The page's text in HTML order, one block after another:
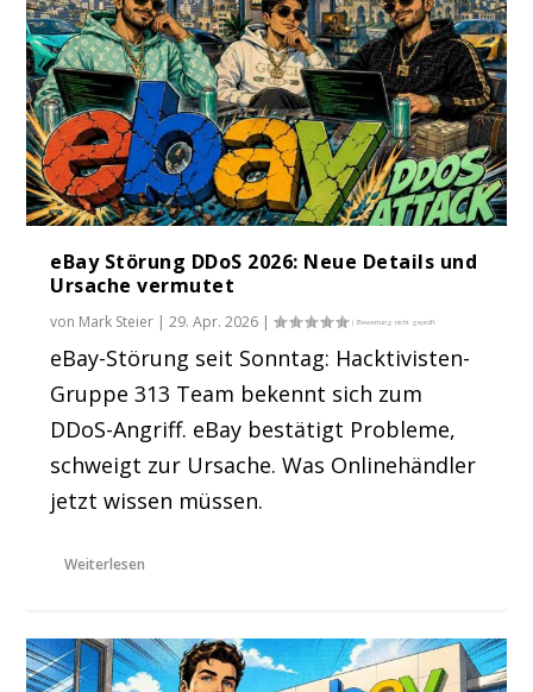
eBay Störung DDoS 2026: Neue Details und
Ursache vermutet
von Mark Steier |29. Apr. 2026 |
eBay-Störung seit Sonntag: Hacktivisten-
Gruppe 313 Team bekennt sich zum
DDoS-Angriff. eBay bestätigt Probleme,
schweigt zur Ursache. Was Onlinehändler
jetzt wissen müssen.
Weiterlesen